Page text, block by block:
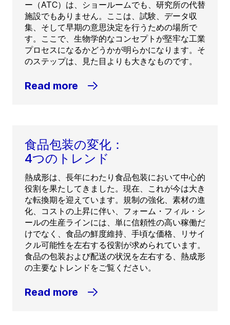
ー（ATC）は、ショールームでも、研究所の代替
施設でもありません。ここは、試験、データ収
集、そして早期の意思決定を行うための場所で
す。ここで、生物学的なコンセプトが堅牢な工業
プロセスになるかどうかが明らかになります。そ
のステップは、見た目よりも大きなものです。
Read more
食品包装の変化：
4つのトレンド
熱成形は、長年にわたり食品包装において中心的
役割を果たしてきました。現在、これが今は大き
な転換期を迎えています。規制の強化、素材の進
化、コストの上昇に伴い、フォーム・フィル・シ
ールの生産ラインには、単に信頼性の高い稼働だ
けでなく、食品の鮮度維持、手頃な価格、リサイ
クル可能性を左右する役割が求められています。
食品の包装および配送の状況を左右する、熱成形
の主要なトレンドをご覧ください。
Read more